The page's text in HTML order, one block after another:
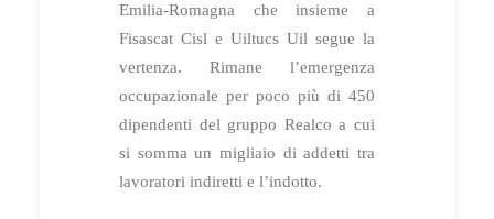
Emilia-Romagna che insieme a
Fisascat Cisl e Uiltucs Uil segue la
vertenza. Rimane l’emergenza
occupazionale per poco più di 450
dipendenti del gruppo Realco a cui
si somma un migliaio di addetti tra
lavoratori indiretti e l’indotto.